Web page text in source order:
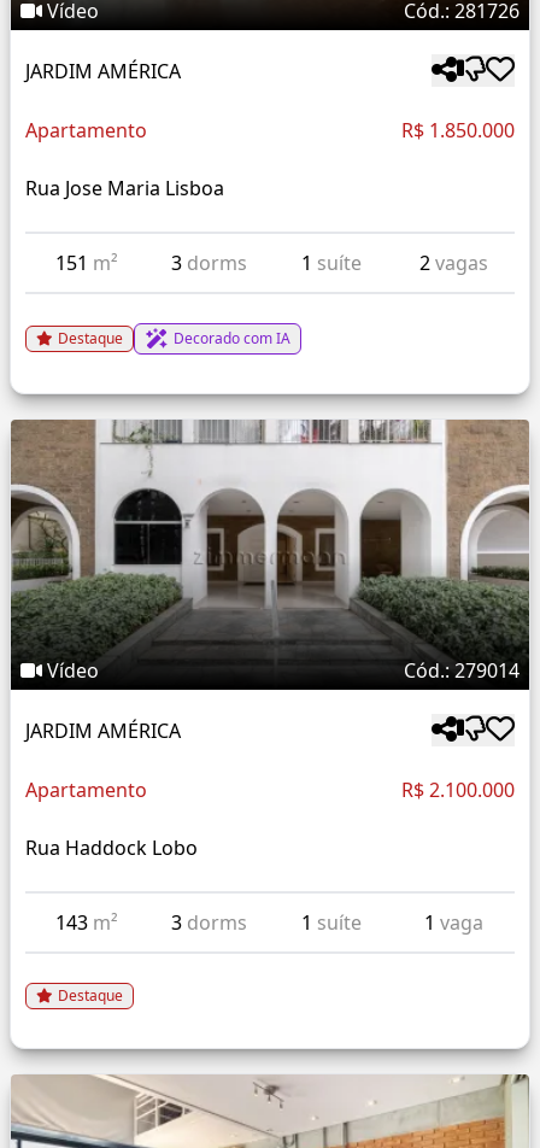
Vídeo Cód.: 281726
JARDIM AMÉRICA
Apartamento R$ 1.850.000
Rua Jose Maria Lisboa
151 m² 3 dorms 1 suíte 2vagas
Destaque Decorado com IA
Vídeo Cód.: 279014
JARDIM AMÉRICA
Apartamento R$ 2.100.000
Rua Haddock Lobo
143 m² 3 dorms 1 suíte 1 vaga
Destaque